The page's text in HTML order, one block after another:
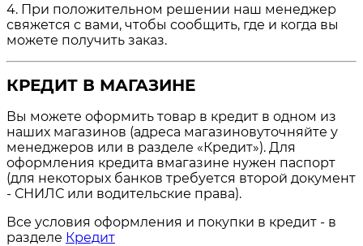
4. При положительном решении наш менеджер
свяжется с вами, чтобы сообщить, где и когда вы
можете получить заказ.
КРЕДИТ В МАГАЗИНЕ
Вы можете оформить товар в кредит в одном из
наших магазинов (адреса магазиновуточняйте у
менеджеров или в разделе «Кредит»). Для
оформления кредита вмагазине нужен паспорт
(для некоторых банков требуется второй документ
- СНИЛС или водительские права).
Все условия оформления и покупки в кредит - в
разделе Кредит